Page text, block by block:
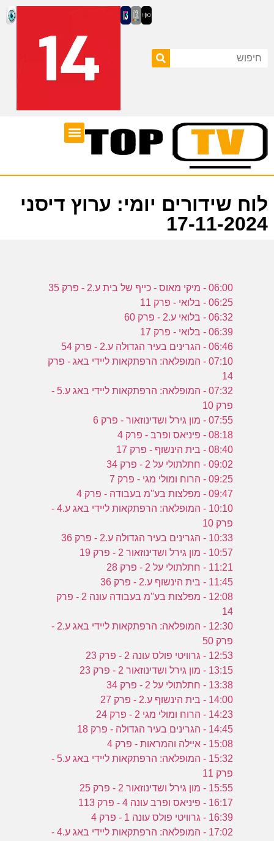
לוח שידורים יומי: ערוץ דיסני
17-11-2024
06:00 - מיקי מאוס - כייף של בית ע.2 - פרק 35
06:25 - בלואי - פרק 11
06:32 - בלואי ע.2 - פרק 60
06:39 - בלואי - פרק 17
06:46 - הגרינים בעיר הגדולה ע.2 - פרק 54
07:10 - המופלאה: הרפתקאות ליידי באג - פרק
14
07:32 - המופלאה: הרפתקאות ליידי באג ע.5 -
פרק 10
07:55 - מון גירל ושדינוזאור - פרק 6
08:18 - פיניאס ופרב - פרק 4
08:40 - בית הינשוף - פרק 17
09:02 - חתלתולי על 2 - פרק 34
09:25 - הרוח ומולי מגי - פרק 7
09:47 - מפלצות בע''מ בעבודה - פרק 4
10:10 - המופלאה: הרפתקאות ליידי באג ע.4 -
פרק 10
10:33 - הגרינים בעיר הגדולה ע.2 - פרק 36
10:57 - מון גירל ושדינוזאור 2 - פרק 19
11:21 - חתלתולי על 2 - פרק 28
11:45 - בית הינשוף ע.2 - פרק 36
12:08 - מפלצות בע''מ בעבודה עונה 2 - פרק
14
12:30 - המופלאה: הרפתקאות ליידי באג ע.2 -
פרק 50
12:53 - גרוויטי פולס עונה 2 - פרק 23
13:15 - מון גירל ושדינוזאור 2 - פרק 23
13:38 - חתלתולי על 2 - פרק 34
14:00 - בית הינשוף ע.2 - פרק 27
14:23 - הרוח ומולי מגי 2 - פרק 24
14:45 - הגרינים בעיר הגדולה - פרק 18
15:08 - איילה והמראות - פרק 4
15:32 - המופלאה: הרפתקאות ליידי באג ע.5 -
פרק 11
15:55 - מון גירל ושדינוזאור 2 - פרק 25
16:17 - פיניאס ופרב עונה 4 - פרק 113
16:39 - גרוויטי פולס עונה 1 - פרק 4
17:02 - המופלאה: הרפתקאות ליידי באג ע.4 -